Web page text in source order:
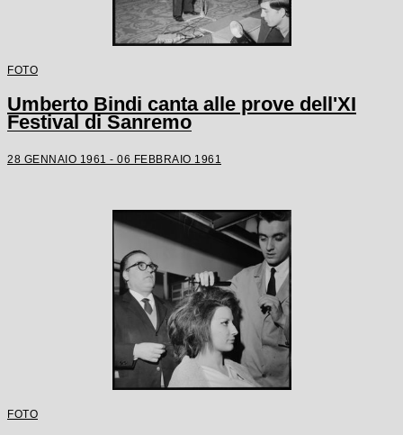
FOTO
Umberto Bindi canta alle prove dell'XI
Festival di Sanremo
28 GENNAIO 1961 - 06 FEBBRAIO 1961
FOTO